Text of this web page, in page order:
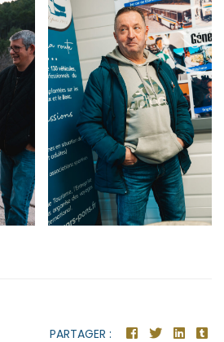
PARTAGER :